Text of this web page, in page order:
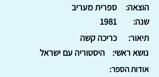
ספרית מעריב
הוצאה:
1981
שנה:
כריכה קשה
תיאור:
היסטוריה עם ישראל
נושא ראשי:
אודות הספר: